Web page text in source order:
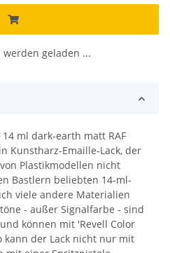
geladen ...
14 ml dark-earth matt RAF
Kunstharz-Emaille-Lack, der
Plastikmodellen nicht
Bastlern beliebten 14-ml-
viele andere Materialien
- außer Signalfarbe - sind
können mit 'Revell Color
kann der Lack nicht nur mit